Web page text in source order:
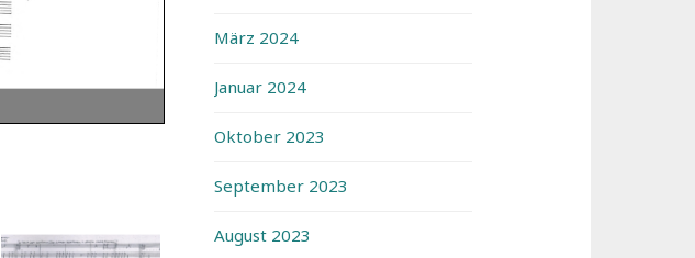
März 2024
Januar 2024
Oktober 2023
September 2023
August 2023